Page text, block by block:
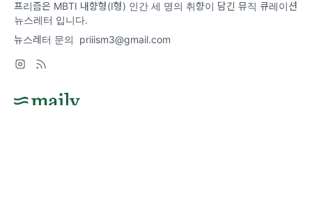
프리즘은 MBTI 내향형(I형) 인간 세 명의 취향이 담긴 뮤직 큐레이션
뉴스레터 입니다.
뉴스레터 문의
priiism3@gmail.com